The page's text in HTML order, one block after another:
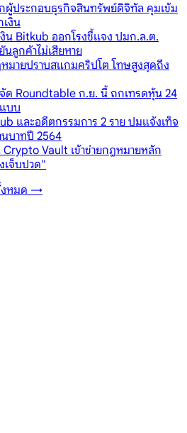
ประกอบธุรกิจสินทรัพย์ดิจิทัล คุมเข้ม
งิน
น Bitkub ออกโรงชี้แจง ปมก.ล.ต.
นลูกค้าไม่เสียหาย
มายปราบสแกมคริปโต โทษสูงสุดถึง
ด Roundtable ก.ย. นี้ ถกเทรดหุ้น 24
บบ
และอดีตกรรมการ 2 ราย ปมแจ้งเท็จ
บาทปี 2564
Vault เข้าข่ายกฎหมายหลัก
เจ็บปวด"
หมด →